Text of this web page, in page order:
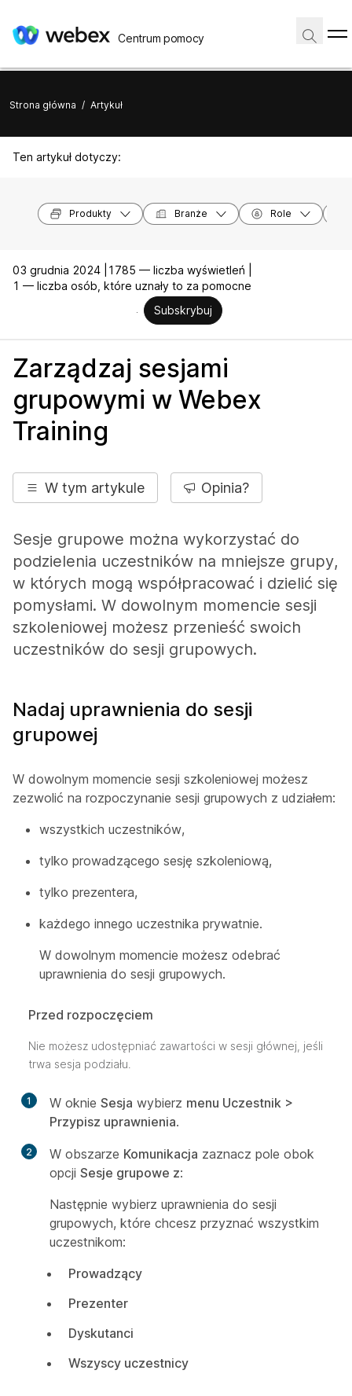
Centrum pomocy
Strona główna / Artykuł
Ten artykuł dotyczy:
Produkty Branże Role
03 grudnia 2024 |
1785 — liczba wyświetleń |
1 — liczba osób, które uznały to za pomocne
Subskrybuj
Zarządzaj sesjami
grupowymi w Webex
Training
W tym artykule Opinia?
Sesje grupowe można wykorzystać do
podzielenia uczestników na mniejsze grupy,
w których mogą współpracować i dzielić się
pomysłami. W dowolnym momencie sesji
szkoleniowej możesz przenieść swoich
uczestników do sesji grupowych.
Nadaj uprawnienia do sesji
grupowej
W dowolnym momencie sesji szkoleniowej możesz
zezwolić na rozpoczynanie sesji grupowych z udziałem:
wszystkich uczestników,
tylko prowadzącego sesję szkoleniową,
tylko prezentera,
każdego innego uczestnika prywatnie.
W dowolnym momencie możesz odebrać
uprawnienia do sesji grupowych.
Przed rozpoczęciem
Nie możesz udostępniać zawartości w sesji głównej, jeśli
trwa sesja podziału.
1 W oknie Sesja wybierz menu Uczestnik >
Przypisz uprawnienia.
2 W obszarze Komunikacja zaznacz pole obok
opcji Sesje grupowe z:
Następnie wybierz uprawnienia do sesji
grupowych, które chcesz przyznać wszystkim
uczestnikom:
Prowadzący
Prezenter
Dyskutanci
Wszyscy uczestnicy